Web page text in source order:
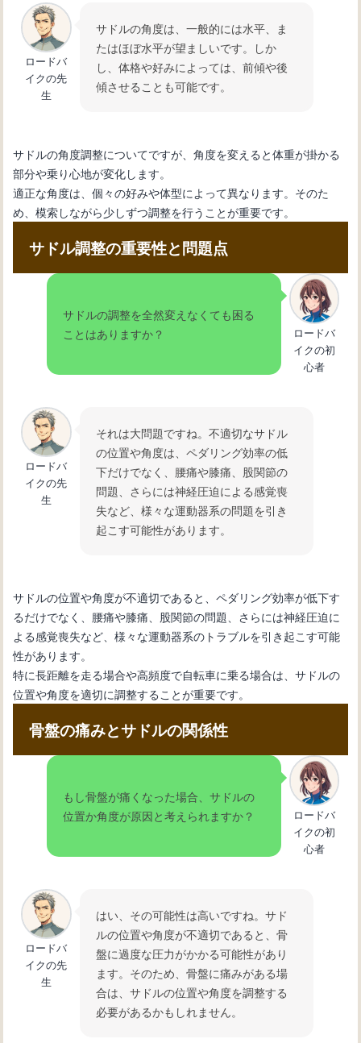
ロードバ
イクの先
生
サドルの角度は、一般的には水平、ま
たはほぼ水平が望ましいです。しか
し、体格や好みによっては、前傾や後
傾させることも可能です。
サドルの角度調整についてですが、角度を変えると体重が掛かる
部分や乗り心地が変化します。
適正な角度は、個々の好みや体型によって異なります。そのた
め、模索しながら少しずつ調整を行うことが重要です。
サドル調整の重要性と問題点
サドルの調整を全然変えなくても困る
ことはありますか？
ロードバ
イクの初
心者
ロードバ
イクの先
生
それは大問題ですね。不適切なサドル
の位置や角度は、ペダリング効率の低
下だけでなく、腰痛や膝痛、股関節の
問題、さらには神経圧迫による感覚喪
失など、様々な運動器系の問題を引き
起こす可能性があります。
サドルの位置や角度が不適切であると、ペダリング効率が低下す
るだけでなく、腰痛や膝痛、股関節の問題、さらには神経圧迫に
よる感覚喪失など、様々な運動器系のトラブルを引き起こす可能
性があります。
特に長距離を走る場合や高頻度で自転車に乗る場合は、サドルの
位置や角度を適切に調整することが重要です。
骨盤の痛みとサドルの関係性
もし骨盤が痛くなった場合、サドルの
位置か角度が原因と考えられますか？
ロードバ
イクの初
心者
ロードバ
イクの先
生
はい、その可能性は高いですね。サド
ルの位置や角度が不適切であると、骨
盤に過度な圧力がかかる可能性があり
ます。そのため、骨盤に痛みがある場
合は、サドルの位置や角度を調整する
必要があるかもしれません。